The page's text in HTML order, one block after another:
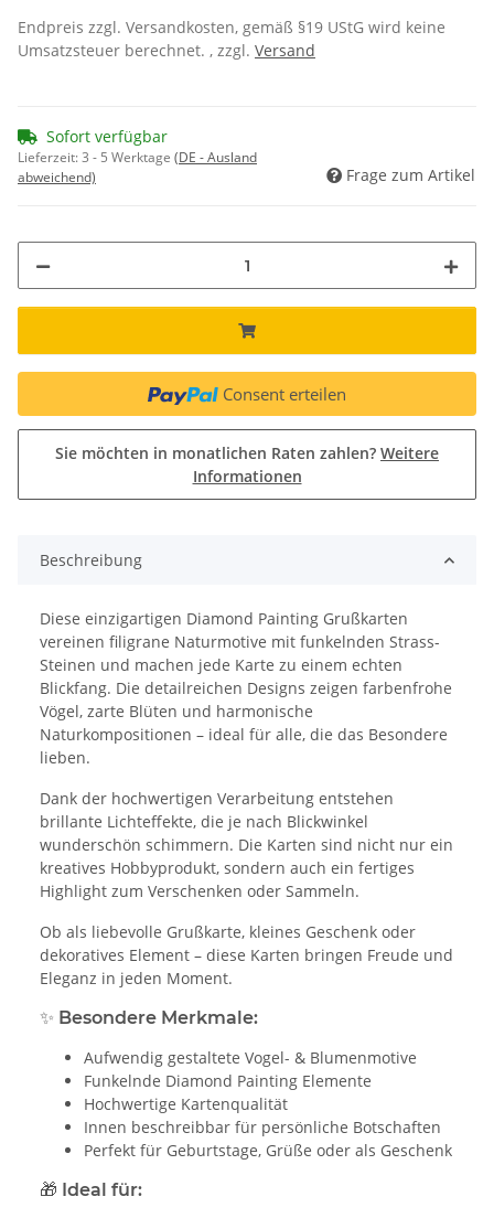
Endpreis zzgl. Versandkosten, gemäß §19 UStG wird keine
Umsatzsteuer berechnet. , zzgl. Versand
Sofort verfügbar
Lieferzeit:3 - 5 Werktage (DE - Ausland
abweichend)
Frage zum Artikel
Consent erteilen
Sie möchten in monatlichen Raten zahlen? Weitere
Informationen
Beschreibung
Diese einzigartigen Diamond Painting Grußkarten
vereinen filigrane Naturmotive mit funkelnden Strass-
Steinen und machen jede Karte zu einem echten
Blickfang. Die detailreichen Designs zeigen farbenfrohe
Vögel, zarte Blüten und harmonische
Naturkompositionen – ideal für alle, die das Besondere
lieben.
Dank der hochwertigen Verarbeitung entstehen
brillante Lichteffekte, die je nach Blickwinkel
wunderschön schimmern. Die Karten sind nicht nur ein
kreatives Hobbyprodukt, sondern auch ein fertiges
Highlight zum Verschenken oder Sammeln.
Ob als liebevolle Grußkarte, kleines Geschenk oder
dekoratives Element – diese Karten bringen Freude und
Eleganz in jeden Moment.
✨ Besondere Merkmale:
Aufwendig gestaltete Vogel- & Blumenmotive
Funkelnde Diamond Painting Elemente
Hochwertige Kartenqualität
Innen beschreibbar für persönliche Botschaften
Perfekt für Geburtstage, Grüße oder als Geschenk
🎁 Ideal für: